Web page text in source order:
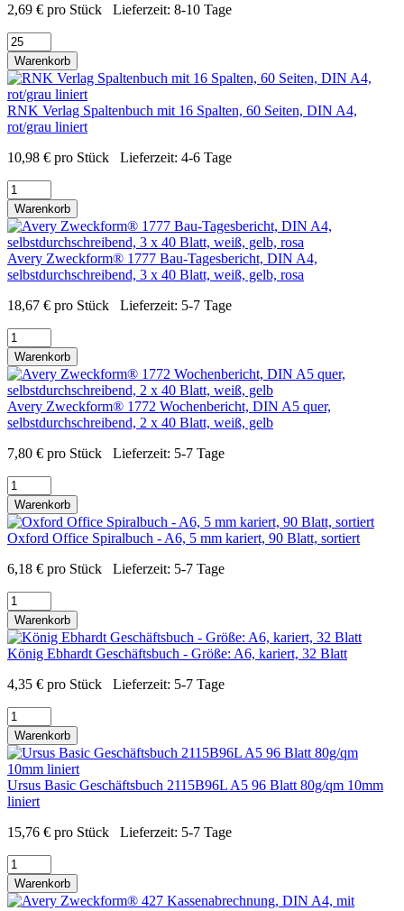
2,69 € pro Stück Lieferzeit: 8-10 Tage
Warenkorb
RNK Verlag Spaltenbuch mit 16 Spalten, 60 Seiten, DIN A4,
rot/grau liniert
10,98 € pro Stück Lieferzeit: 4-6 Tage
Warenkorb
Avery Zweckform® 1777 Bau-Tagesbericht, DIN A4,
selbstdurchschreibend, 3 x 40 Blatt, weiß, gelb, rosa
18,67 € pro Stück Lieferzeit: 5-7 Tage
Warenkorb
Avery Zweckform® 1772 Wochenbericht, DIN A5 quer,
selbstdurchschreibend, 2 x 40 Blatt, weiß, gelb
7,80 € pro Stück Lieferzeit: 5-7 Tage
Warenkorb
Oxford Office Spiralbuch - A6, 5 mm kariert, 90 Blatt, sortiert
6,18 € pro Stück Lieferzeit: 5-7 Tage
Warenkorb
König Ebhardt Geschäftsbuch - Größe: A6, kariert, 32 Blatt
4,35 € pro Stück Lieferzeit: 5-7 Tage
Warenkorb
Ursus Basic Geschäftsbuch 2115B96L A5 96 Blatt 80g/qm 10mm
liniert
15,76 € pro Stück Lieferzeit: 5-7 Tage
Warenkorb